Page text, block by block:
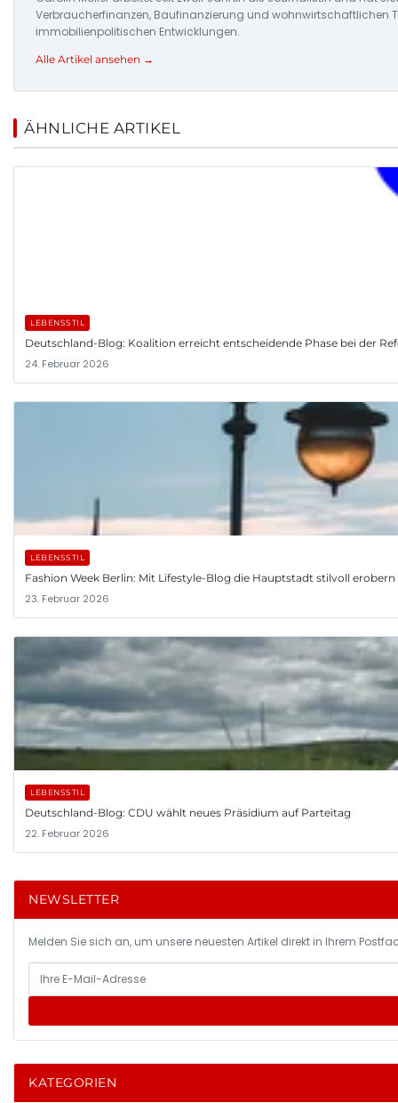
Verbraucherfinanzen, Baufinanzierung und wohnwirtschaftlichen
immobilienpolitischen Entwicklungen.
Alle Artikel ansehen →
ÄHNLICHE ARTIKEL
LEBENSSTIL
Deutschland-Blog: Koalition erreicht entscheidende Phase bei der
24. Februar 2026
LEBENSSTIL
Fashion Week Berlin: Mit Lifestyle-Blog die Hauptstadt stilvoll erobern
23. Februar 2026
LEBENSSTIL
Deutschland-Blog: CDU wählt neues Präsidium auf Parteitag
22. Februar 2026
NEWSLETTER
Melden Sie sich an, um unsere neuesten Artikel direkt in Ihrem
KATEGORIEN